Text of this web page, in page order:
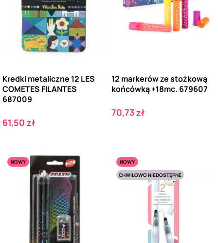
Kredki metaliczne 12 LES
COMETES FILANTES
687009
Cena
61,50 zł
12 markerów ze stożkową
końcówką +18mc. 679607
Cena
70,73 zł
NOWY
NOWY
CHWILOWO NIEDOSTĘPNE